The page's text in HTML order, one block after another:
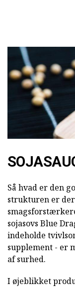
Så hvad er den
strukturen er
sojasovs Blue
indeholde
supplement - er
af surhed.
I øjeblikket